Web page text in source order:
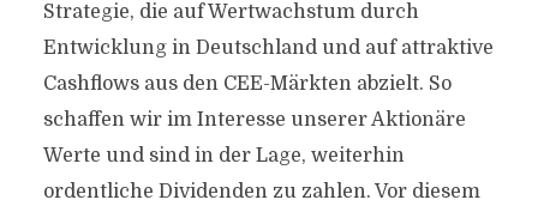
Strategie, die auf Wertwachstum durch
Entwicklung in Deutschland und auf attraktive
Cashflows aus den CEE-Märkten abzielt. So
schaffen wir im Interesse unserer Aktionäre
Werte und sind in der Lage, weiterhin
ordentliche Dividenden zu zahlen. Vor diesem